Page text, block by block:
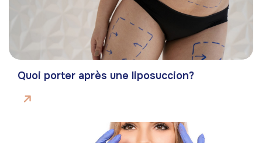
Quoi porter après une liposuccion?